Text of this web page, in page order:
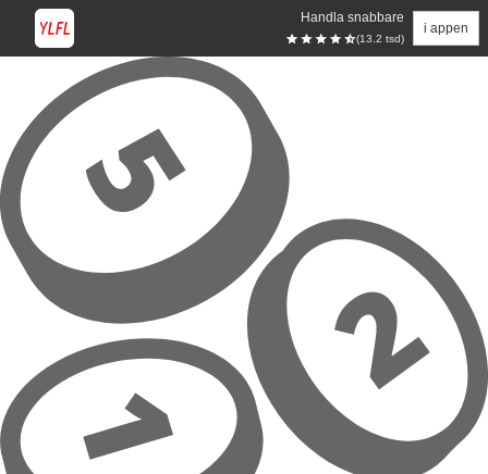
Handla snabbare
(13.2 tsd)
i appen
Hoppa till huvudinnehåll